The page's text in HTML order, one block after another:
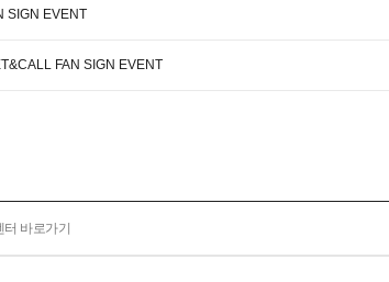
SIGN EVENT
FAN SIGN EVENT
터 바로가기